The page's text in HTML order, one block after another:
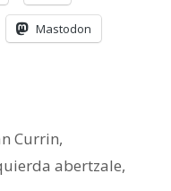
Mastodon
Currin,
abertzale,